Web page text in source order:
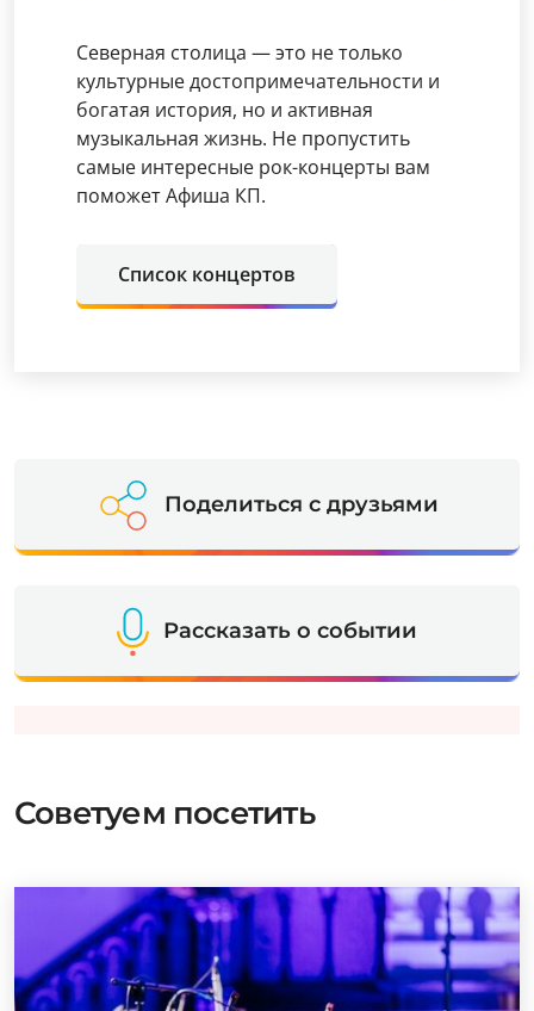
Северная столица — это не только
культурные достопримечательности и
богатая история, но и активная
музыкальная жизнь. Не пропустить
самые интересные рок-концерты вам
поможет Афиша КП.
Список концертов
Поделиться с друзьями
Рассказать о событии
Советуем посетить